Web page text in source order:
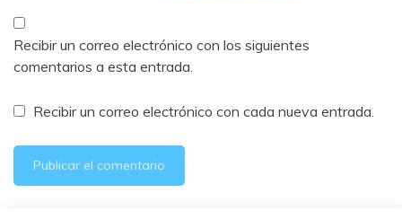
Recibir un correo electrónico con los siguientes
comentarios a esta entrada.
Recibir un correo electrónico con cada nueva entrada.